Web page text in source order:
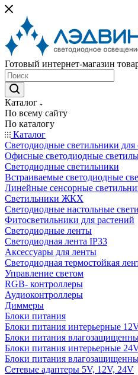
Готовый интернет-магазин
Каталог
По всему сайту
По каталогу
Каталог
Светодиодные светильники для
Офисные светодиодные
Светодиодные светильники
Встраиваемые светодиодные
Линейные сенсорные
Светильники ЖКХ
Светодиодные настольные
Фитосветильники для растений
Светодиодные ленты
Светодиодная лента IP33
Аксессуары для ленты
Светодиодная термостойкая
Управление светом
RGB- контроллеры
Аудиоконтроллеры
Диммеры
Блоки питания
Блоки питания интерьерные
Блоки питания
Блоки питания интерьерные
Блоки питания
Сетевые адаптеры 5V, 12V, 24V